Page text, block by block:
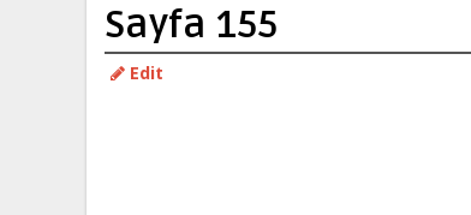
Sayfa 155
Edit